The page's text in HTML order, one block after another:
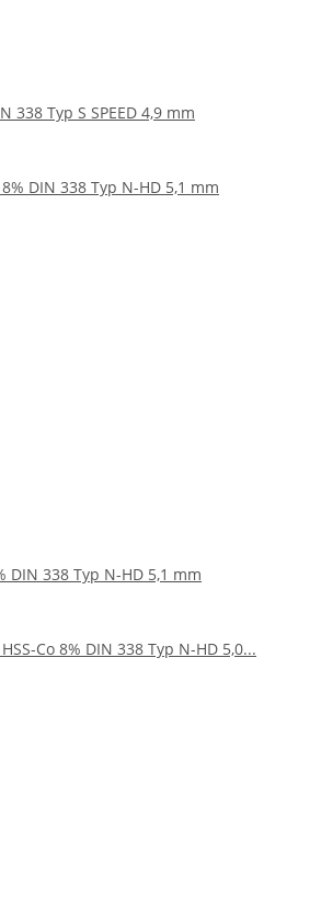
338 Typ S SPEED 4,9 mm
DIN 338 Typ N-HD 5,1 mm